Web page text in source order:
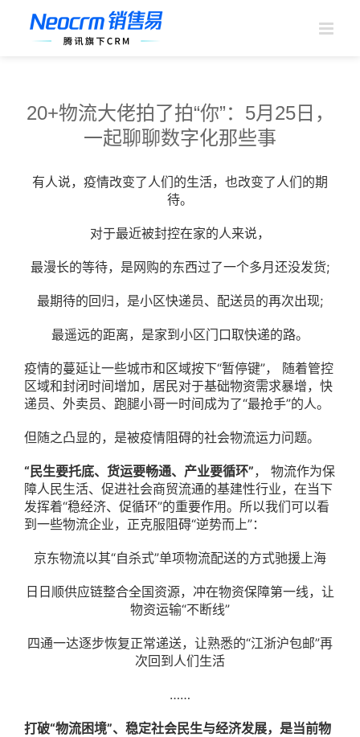
20+物流大佬拍了拍“你”：5月25日，
一起聊聊数字化那些事
有人说，疫情改变了人们的生活，也改变了人们的期
待。
对于最近被封控在家的人来说，
最漫长的等待，是网购的东西过了一个多月还没发货;
最期待的回归，是小区快递员、配送员的再次出现;
最遥远的距离，是家到小区门口取快递的路。
疫情的蔓延让一些城市和区域按下“暂停键”， 随着管控
区域和封闭时间增加，居民对于基础物资需求暴增，快
递员、外卖员、跑腿小哥一时间成为了“最抢手”的人。
但随之凸显的，是被疫情阻碍的社会物流运力问题。
“民生要托底、货运要畅通、产业要循环”， 物流作为保
障人民生活、促进社会商贸流通的基建性行业，在当下
发挥着“稳经济、促循环”的重要作用。所以我们可以看
到一些物流企业，正克服阻碍“逆势而上”：
京东物流以其“自杀式”单项物流配送的方式驰援上海
日日顺供应链整合全国资源，冲在物资保障第一线，让
物资运输“不断线”
四通一达逐步恢复正常递送，让熟悉的“江浙沪包邮”再
次回到人们生活
……
打破“物流困境”、稳定社会民生与经济发展，是当前物